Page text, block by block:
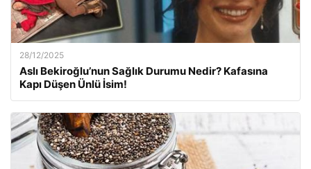
28/12/2025
Aslı Bekiroğlu’nun Sağlık Durumu Nedir? Kafasına
Kapı Düşen Ünlü İsim!